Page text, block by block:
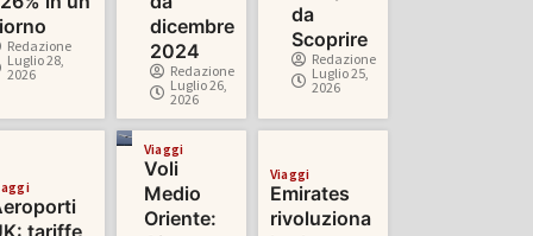
Redazione
Luglio 28,
2026
dicembre
2024
Redazione
Luglio 26,
2026
da
Scoprire
Redazione
Luglio 25,
2026
tariffe
Viaggi
Voli
Medio
Oriente:
Viaggi
Emirates
rivoluziona